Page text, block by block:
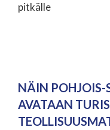
pitkälle
NÄIN POHJOIS-
AVATAAN